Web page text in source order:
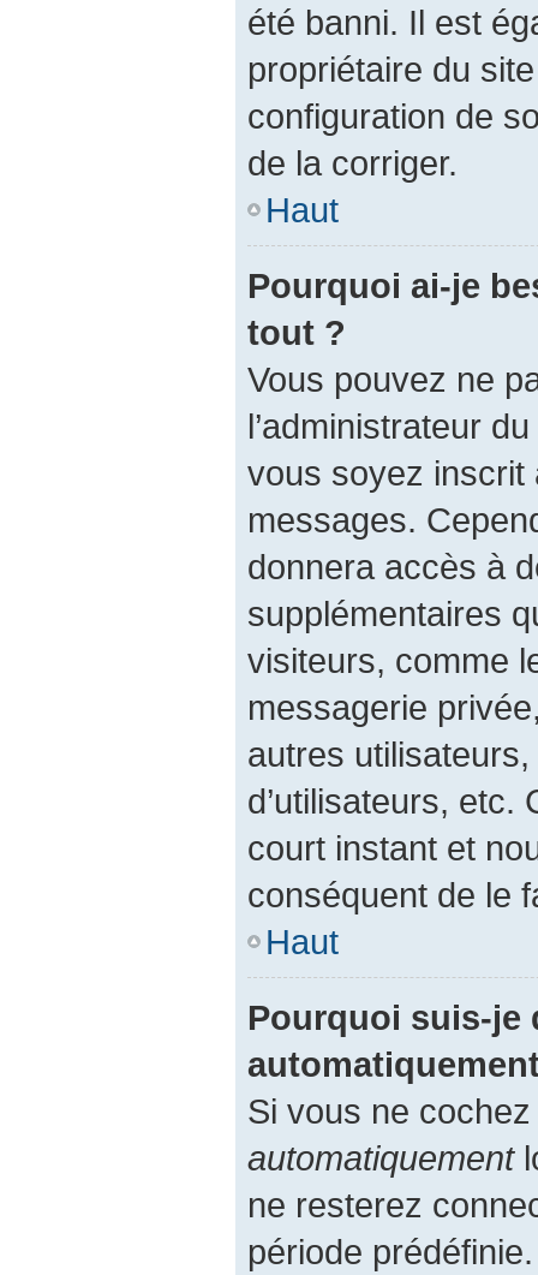
été banni. Il est
propriétaire du
configuration de
de la corriger.
Haut
Pourquoi ai-je
tout ?
Vous pouvez ne
l’administrateur
vous soyez inscrit
messages.
donnera accès à
supplémentaires
visiteurs, comme
messagerie
autres utilisateurs,
d’utilisateurs, etc.
court instant et
conséquent de le
Haut
Pourquoi suis-je
Si vous ne
automatiquement
ne resterez
période